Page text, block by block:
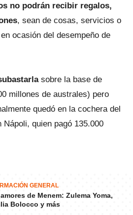
no podrán recibir regalos,
, sean de cosas, servicios o
ocasión del desempeño de
sobre la base de
millones de australes) pero
quedó en la cochera del
Nápoli, quien pagó 135.000
GENERAL
de Menem: Zulema Yoma,
Bolocco y más